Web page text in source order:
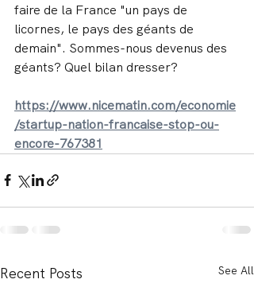
faire de la France "un pays de
licornes, le pays des géants de
demain". Sommes-nous devenus des
géants? Quel bilan dresser?
https://www.nicematin.com/economie
/startup-nation-francaise-stop-ou-
encore-767381
Recent Posts See All